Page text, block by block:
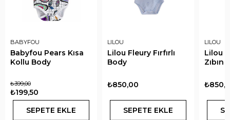
BABYFOU
Babyfou Pears Kısa
Kollu Body
₺199,50
₺399,00
SEPETE EKLE
LILOU
Lilou Fleury Fırfırlı
Body
₺850,00
SEPETE EKLE
LILOU
Lilou
Zıbın